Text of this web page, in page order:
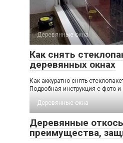
Деревянные окна
Как снять
деревянных окнах
Как аккуратно снять
Подробная инструкция с фото и
Деревянные окна
Деревянные
преимущества,